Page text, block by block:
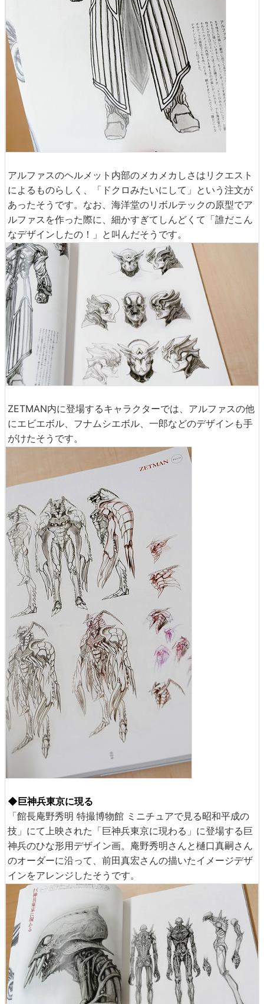
アルファスのヘルメット内部のメカメカしさはリクエスト
によるものらしく、「ドクロみたいにして」という注文が
あったそうです。なお、海洋堂のリボルテックの原型でア
ルファスを作った際に、細かすぎてしんどくて「誰だこん
なデザインしたの！」と叫んだそうです。
ZETMAN内に登場するキャラクターでは、アルファスの他
にエビエボル、フナムシエボル、一郎などのデザインも手
がけたそうです。
◆巨神兵東京に現る
「館長庵野秀明 特撮博物館 ミニチュアで見る昭和平成の
技」にて上映された「巨神兵東京に現わる」に登場する巨
神兵のひな形用デザイン画。庵野秀明さんと樋口真嗣さん
のオーダーに沿って、前田真宏さんの描いたイメージデザ
インをアレンジしたそうです。